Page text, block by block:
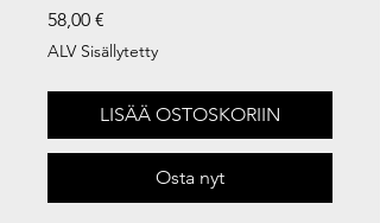
58,00 €
ALV Sisällytetty
LISÄÄ OSTOSKORIIN
Osta nyt